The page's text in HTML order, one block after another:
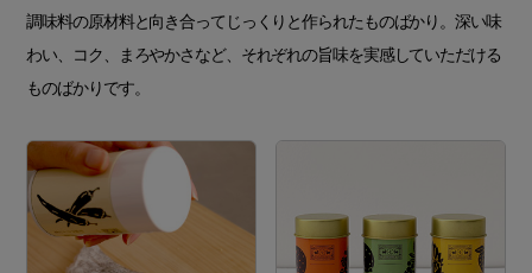
調味料の原材料と向き合ってじっくりと作られたものばかり。深い味
わい、コク、まろやかさなど、それぞれの旨味を実感していただける
ものばかりです。